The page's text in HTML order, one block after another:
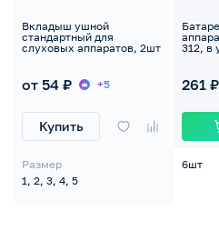
Вкладыш ушной
стандартный для
слуховых аппаратов, 2шт
от 54 ₽ +5
Купить
Размер
1, 2, 3, 4, 5
312, в
261 ₽
6шт